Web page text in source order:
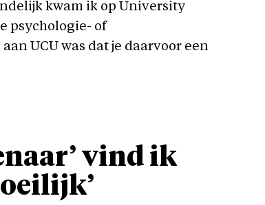
kwam ik op University
psychologie- of
UCU was dat je daarvoor een
vind ik